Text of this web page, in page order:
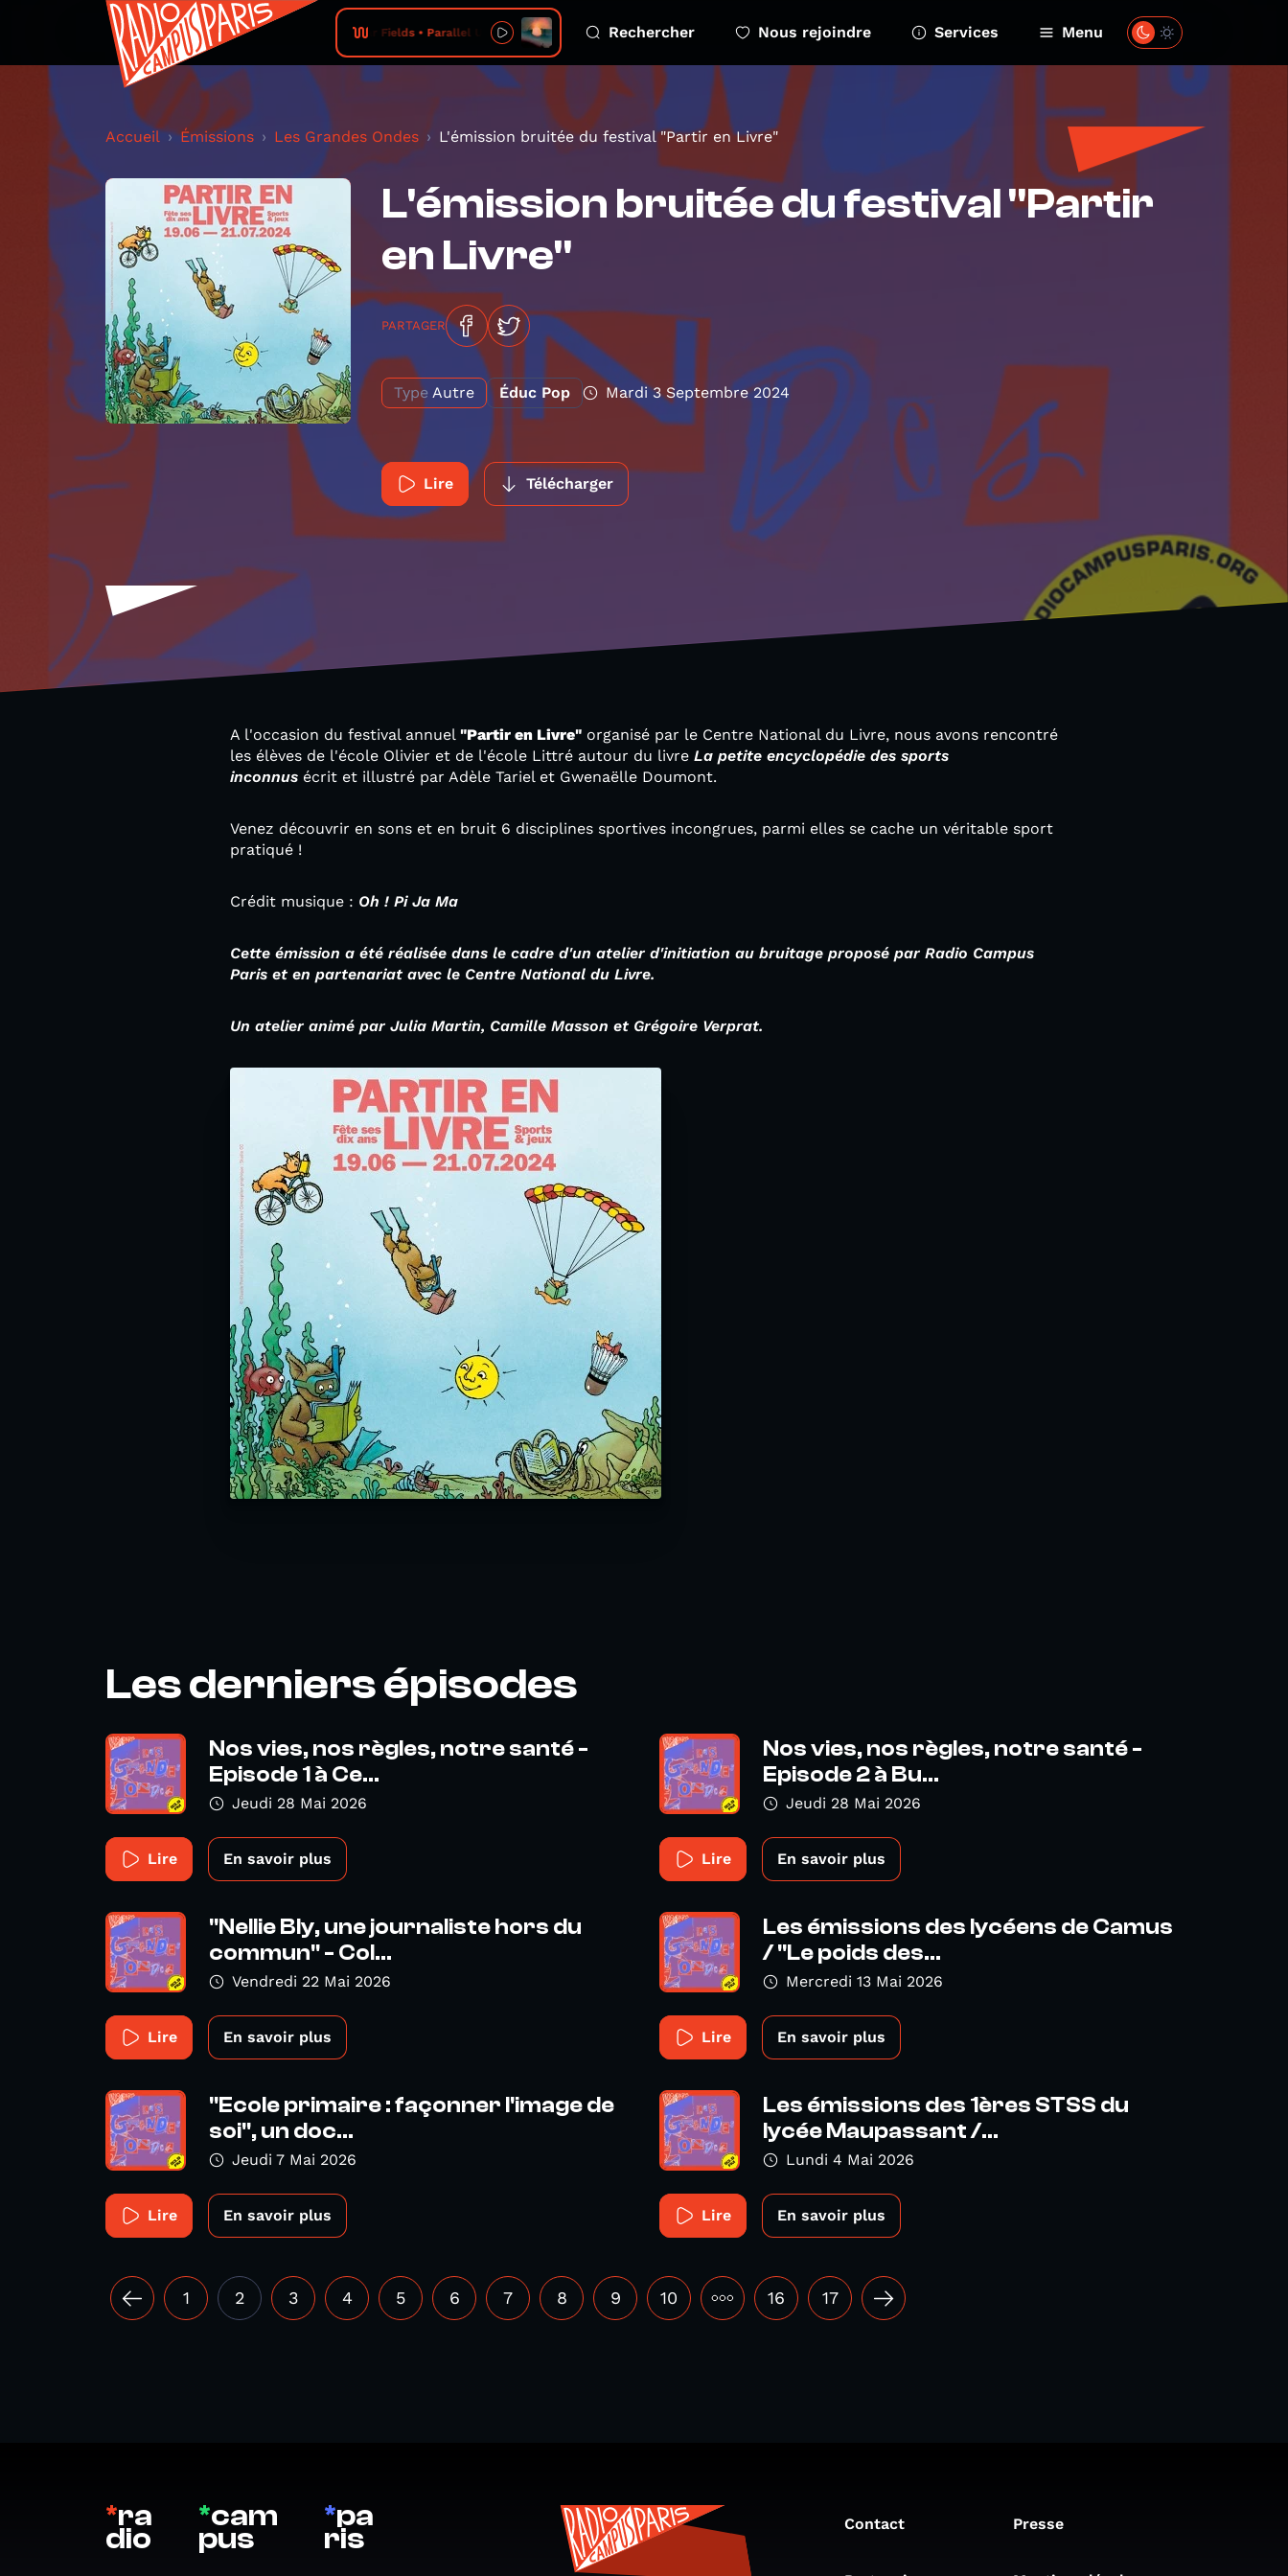
Solar Fields • Parallel Universe Rechercher Nous rejoindre Services Menu
Accueil Émissions Les Grandes Ondes L'émission bruitée du festival "Partir en Livre"
L'émission bruitée du festival "Partir
en Livre"
PARTAGER
Type Autre Éduc Pop Mardi 3 Septembre 2024
Lire Télécharger
A l'occasion du festival annuel "Partir en Livre" organisé par le Centre National du Livre, nous avons rencontré
les élèves de l'école Olivier et de l'école Littré autour du livre La petite encyclopédie des sports
inconnus écrit et illustré par Adèle Tariel et Gwenaëlle Doumont.
Venez découvrir en sons et en bruit 6 disciplines sportives incongrues, parmi elles se cache un véritable sport
pratiqué !
Crédit musique : Oh ! Pi Ja Ma
Cette émission a été réalisée dans le cadre d'un atelier d'initiation au bruitage proposé par Radio Campus
Paris et en partenariat avec le Centre National du Livre.
Un atelier animé par Julia Martin, Camille Masson et Grégoire Verprat.
Les derniers épisodes
Nos vies, nos règles, notre santé -
Episode 1 à Ce...
Jeudi 28 Mai 2026
Lire En savoir plus
Nos vies, nos règles, notre santé -
Episode 2 à Bu...
Jeudi 28 Mai 2026
Lire En savoir plus
"Nellie Bly, une journaliste hors du
commun" - Col...
Vendredi 22 Mai 2026
Lire En savoir plus
Les émissions des lycéens de Camus
/ "Le poids des...
Mercredi 13 Mai 2026
Lire En savoir plus
"Ecole primaire : façonner l'image de
soi", un doc...
Jeudi 7 Mai 2026
Lire En savoir plus
Les émissions des 1ères STSS du
lycée Maupassant /...
Lundi 4 Mai 2026
Lire En savoir plus
1 2 3 4 5 6 7 8 9 10 ••• 16 17
*ra
dio
*cam
pus
*pa
ris Contact Presse